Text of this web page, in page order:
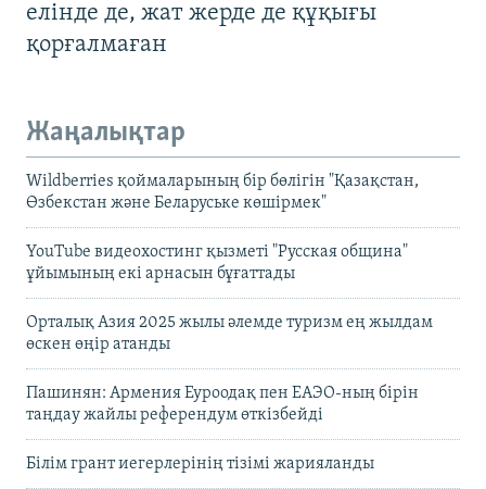
елінде де, жат жерде де құқығы
қорғалмаған
Жаңалықтар
Wildberries қоймаларының бір бөлігін "Қазақстан,
Өзбекстан және Беларуське көшірмек"
YouTube видеохостинг қызметі "Русская община"
ұйымының екі арнасын бұғаттады
Орталық Азия 2025 жылы әлемде туризм ең жылдам
өскен өңір атанды
Пашинян: Армения Еуроодақ пен ЕАЭО-ның бірін
таңдау жайлы референдум өткізбейді
Білім грант иегерлерінің тізімі жарияланды